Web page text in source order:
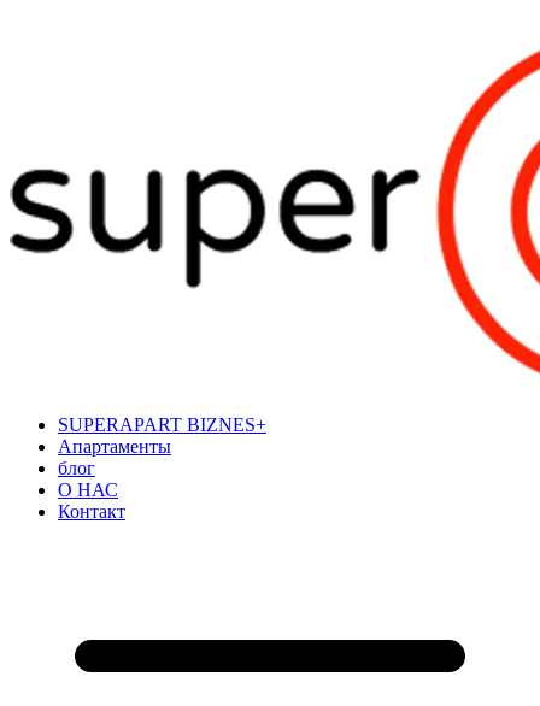
SUPERAPART BIZNES+
Апартаменты
блог
О НАС
Контакт